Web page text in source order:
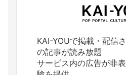
KAI-YOUで掲載・配信
の記事が読み放題
サービス内の広告が非